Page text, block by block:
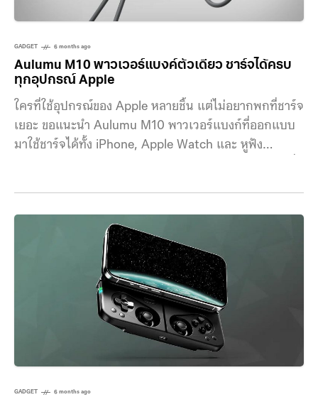
GADGET 6 months ago
Aulumu M10 พาวเวอร์แบงค์ตัวเดียว ชาร์จได้ครบ
ทุกอุปกรณ์ Apple
ใครที่ใช้อุปกรณ์ของ Apple หลายชิ้น แต่ไม่อยากพกที่ชาร์จ
เยอะ ขอแนะนำ Aulumu M10 พาวเวอร์แบงก์ที่ออกแบบ
มาใช้ชาร์จได้ทั้ง iPhone, Apple Watch และ หูฟัง
สามารถชาร์จได้ตั้งแต่สมาร์ตโฟน แท็บเล็ต ไปจนถึง
แล็ปท็อปขนาดเล็กได้อย่างรวดเร็ว นอกจากนี้ยังรองรับการ
ชาร์จไร้สาย MagSafe
GADGET 6 months ago